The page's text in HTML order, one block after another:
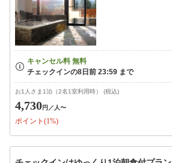
お1人さま1泊（2名1室利用時） (税込)
4,730円 ／人〜
ポイント(1%)